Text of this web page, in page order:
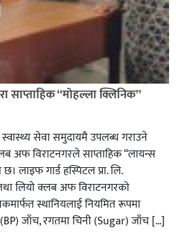
साप्ताहिक “मोहल्ला क्लिनिक”
सेवा समुदायमै उपलब्ध गराउने
अफ विराटनगरले साप्ताहिक “लायन्स
लाइफ गार्ड हस्पिटल प्रा. लि.
लियो क्लब अफ विराटनगरको
स्थानियलाई नियमित रूपमा
(BP) जाँच, रगतमा चिनी (Sugar) जाँच […]